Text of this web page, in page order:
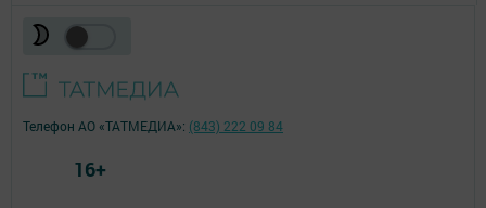
Телефон АО «ТАТМЕДИА»: (843) 222 09 84
16+